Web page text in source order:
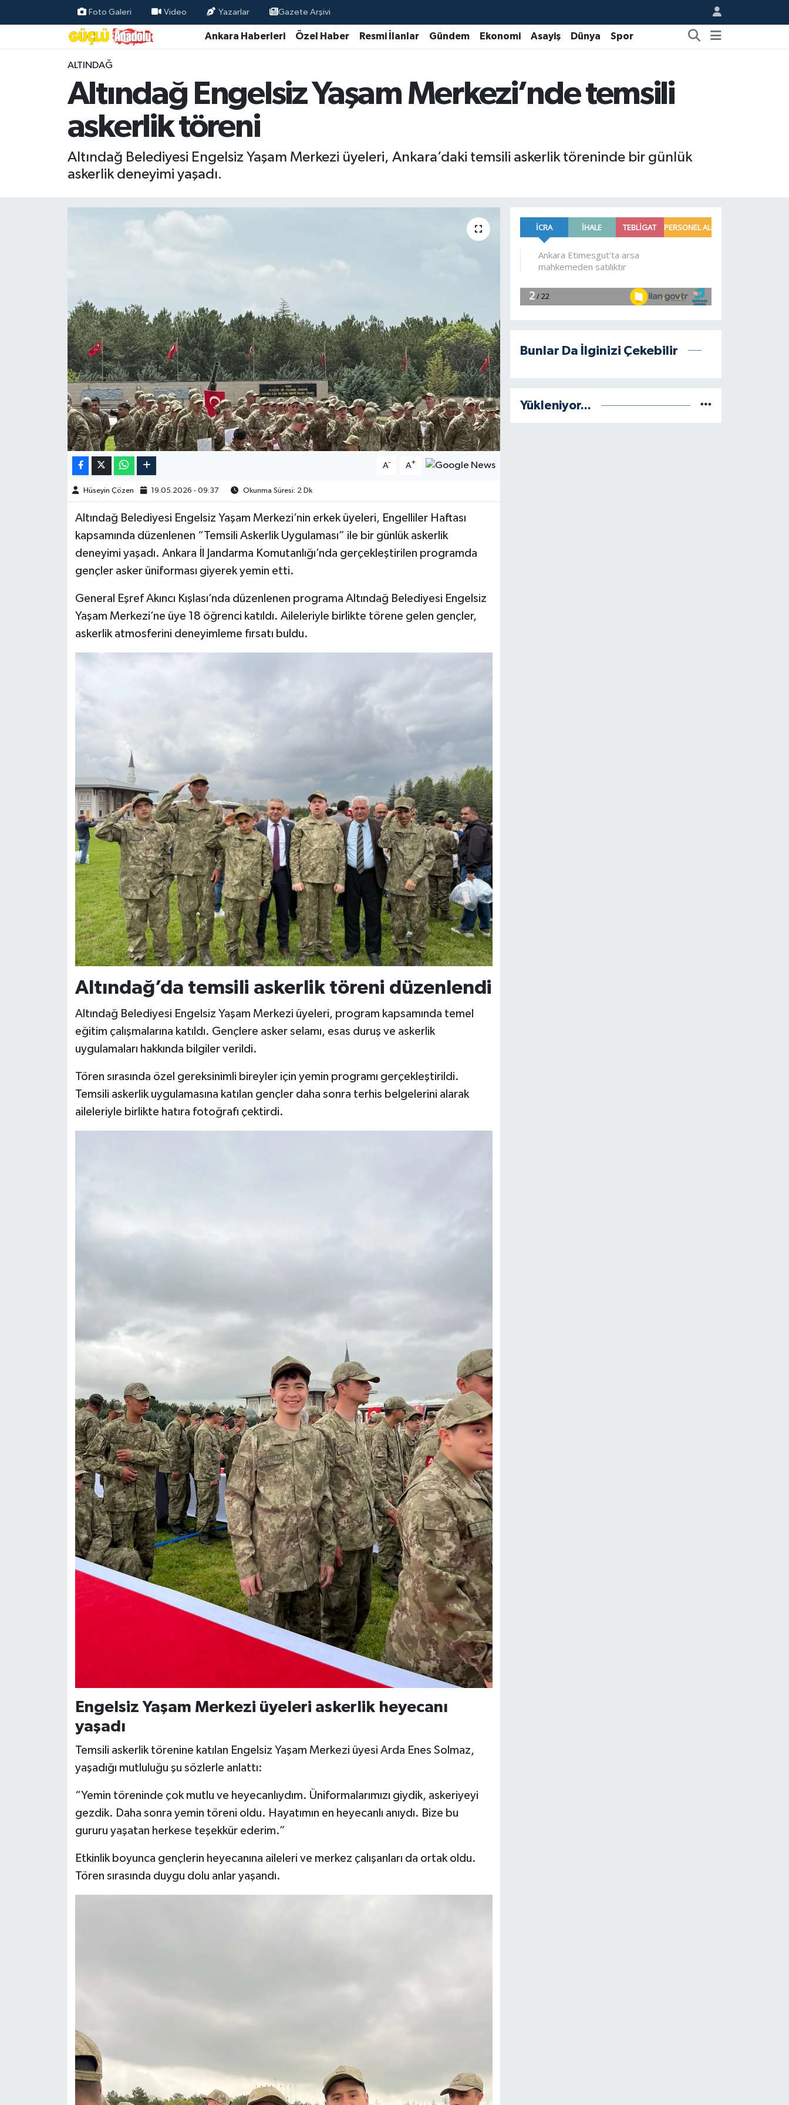
Foto Galeri Video Yazarlar Gazete Arşivi
Ankara Haberleri Özel Haber Resmi İlanlar Gündem Ekonomi Asayiş Dünya Spor
ALTINDAĞ
Altındağ Engelsiz Yaşam Merkezi’nde temsili
askerlik töreni
Altındağ Belediyesi Engelsiz Yaşam Merkezi üyeleri, Ankara’daki temsili askerlik töreninde bir günlük
askerlik deneyimi yaşadı.
A- A+
Hüseyin Çözen 19.05.2026 - 09:37 Okunma Süresi: 2 Dk
​​​​​​Altındağ Belediyesi Engelsiz Yaşam Merkezi’nin erkek üyeleri, Engelliler Haftası
kapsamında düzenlenen “Temsili Askerlik Uygulaması” ile bir günlük askerlik
deneyimi yaşadı. Ankara İl Jandarma Komutanlığı’nda gerçekleştirilen programda
gençler asker üniforması giyerek yemin etti.
General Eşref Akıncı Kışlası’nda düzenlenen programa Altındağ Belediyesi Engelsiz
Yaşam Merkezi’ne üye 18 öğrenci katıldı. Aileleriyle birlikte törene gelen gençler,
askerlik atmosferini deneyimleme fırsatı buldu.
Altındağ’da temsili askerlik töreni düzenlendi
Altındağ Belediyesi Engelsiz Yaşam Merkezi üyeleri, program kapsamında temel
eğitim çalışmalarına katıldı. Gençlere asker selamı, esas duruş ve askerlik
uygulamaları hakkında bilgiler verildi.
Tören sırasında özel gereksinimli bireyler için yemin programı gerçekleştirildi.
Temsili askerlik uygulamasına katılan gençler daha sonra terhis belgelerini alarak
aileleriyle birlikte hatıra fotoğrafı çektirdi.
Engelsiz Yaşam Merkezi üyeleri askerlik heyecanı
yaşadı
Temsili askerlik törenine katılan Engelsiz Yaşam Merkezi üyesi Arda Enes Solmaz,
yaşadığı mutluluğu şu sözlerle anlattı:
“Yemin töreninde çok mutlu ve heyecanlıydım. Üniformalarımızı giydik, askeriyeyi
gezdik. Daha sonra yemin töreni oldu. Hayatımın en heyecanlı anıydı. Bize bu
gururu yaşatan herkese teşekkür ederim.”
Etkinlik boyunca gençlerin heyecanına aileleri ve merkez çalışanları da ortak oldu.
Tören sırasında duygu dolu anlar yaşandı.
Bunlar Da İlginizi Çekebilir
Yükleniyor...
Özel Haber
Resmi İlanlar
Ekonomi
Gündem
Burç Yorumları
Hava Durumu
Kim kimdir?
Kültür Sanat
Televizyon